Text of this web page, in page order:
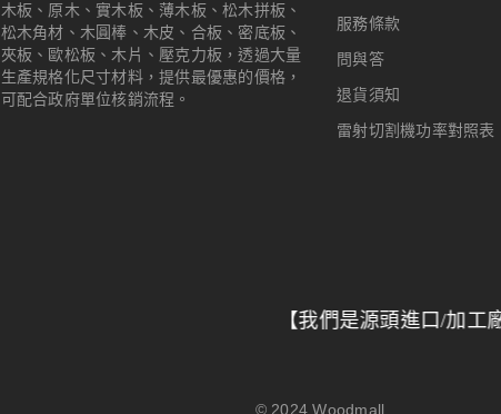
木板、原木、實木板、薄木板、松木拼板、
松木角材、木圓棒、木皮、合板、密底板、
夾板、歐松板、木片、壓克力板，透過大量
生產規格化尺寸材料，提供最優惠的價格，
可配合政府單位核銷流程。
服務條款
問與答
退貨須知
雷射切割機功率對照表
【我們是源頭進口/加工廠，供應
© 2024Woodmall